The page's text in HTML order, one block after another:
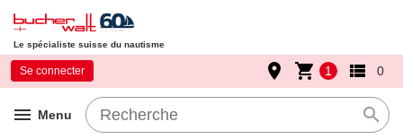
Le spécialiste suisse du nautisme
menu Menu search
Se connecter place shopping_cart 1 view_list 0